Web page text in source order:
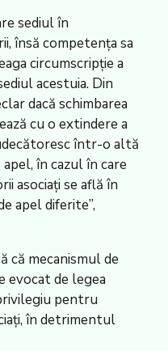
sediul în
însă competenţa sa
circumscripţie a
acestuia. Din
dacă schimbarea
cu o extindere a
într-o altă
în cazul în care
asociaţi se află în
apel diferite”,
că mecanismul de
evocat de legea
pentru
în detrimentul